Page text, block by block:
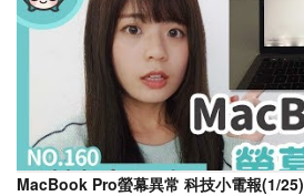
MacBook Pro螢幕異常 科技小電報(1/25)